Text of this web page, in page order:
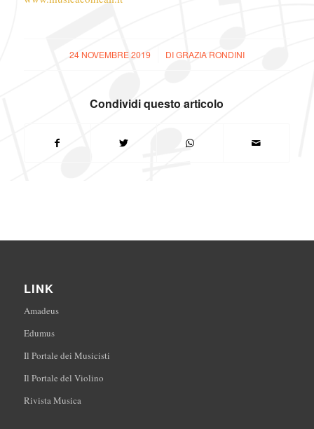
24 NOVEMBRE 2019
/ DIGRAZIA RONDINI
Condividi questo articolo
LINK
Amadeus
Edumus
Il Portale dei Musicisti
Il Portale del Violino
Rivista Musica